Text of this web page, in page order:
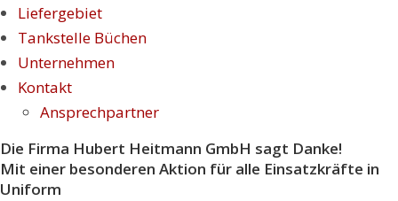
Liefergebiet
Tankstelle Büchen
Unternehmen
Kontakt
Ansprechpartner
Die Firma Hubert Heitmann GmbH sagt Danke!
Mit einer besonderen Aktion für alle Einsatzkräfte in
Uniform